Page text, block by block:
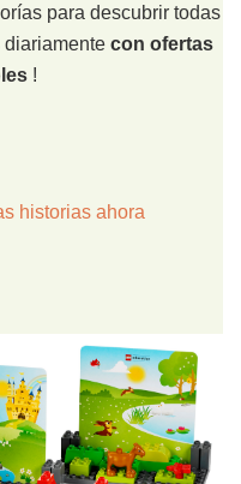
para descubrir todas
diariamente con ofertas
!
historias ahora